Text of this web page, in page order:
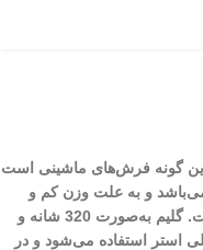
گونه فرش‌های ماشینی است
می‌باشد و به علت وزن کم و
نداشتن خاب، شستشو و نظافت آن راحت است. گلیم به‌صورت 320 شانه و
پلی استر استفاده می‌شود و در